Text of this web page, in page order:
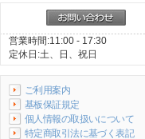
営業時間:11:00 - 17:30
定休日:土、日、祝日
ご利用案内
基板保証規定
個人情報の取扱いについて
特定商取引法に基づく表記